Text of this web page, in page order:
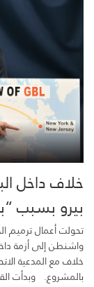
خلاف داخل
بيرو بسبب
تحولت أعمال ترميم
واشنطن إلى أزمة
خلاف مع المدعية
بالمشروع. وبدأت